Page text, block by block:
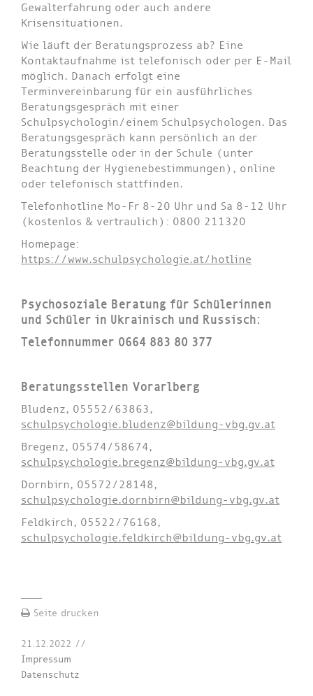
Gewalterfahrung oder auch andere
Krisensituationen.
Wie läuft der Beratungsprozess ab? Eine
Kontaktaufnahme ist telefonisch oder per E-Mail
möglich. Danach erfolgt eine
Terminvereinbarung für ein ausführliches
Beratungsgespräch mit einer
Schulpsychologin/einem Schulpsychologen. Das
Beratungsgespräch kann persönlich an der
Beratungsstelle oder in der Schule (unter
Beachtung der Hygienebestimmungen), online
oder telefonisch stattfinden.
Telefonhotline Mo-Fr 8-20 Uhr und Sa 8-12 Uhr
(kostenlos & vertraulich): 0800 211320
Homepage:
https://www.schulpsychologie.at/hotline
Psychosoziale Beratung für Schülerinnen
und Schüler in Ukrainisch und Russisch:
Telefonnummer 0664 883 80 377
Beratungsstellen Vorarlberg
Bludenz, 05552/63863,
schulpsychologie.bludenz@bildung-vbg.gv.at
Bregenz, 05574/58674,
schulpsychologie.bregenz@bildung-vbg.gv.at
Dornbirn, 05572/28148,
schulpsychologie.dornbirn@bildung-vbg.gv.at
Feldkirch, 05522/76168,
schulpsychologie.feldkirch@bildung-vbg.gv.at
Seite drucken
21.12.2022 //
Impressum
Datenschutz